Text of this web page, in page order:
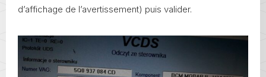
d’affichage de l’avertissement) puis valider.